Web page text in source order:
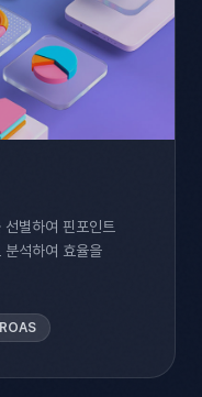
별하여 핀포인트
분석하여 효율을